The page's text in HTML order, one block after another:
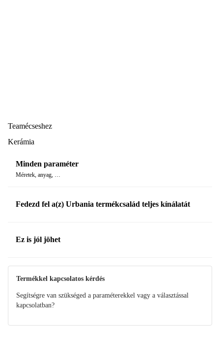
Teamécseshez
Kerámia
Minden paraméter
Méretek, anyag, …
Fedezd fel a(z) Urbania termékcsalád teljes kínálatát
Ez is jól jöhet
Termékkel kapcsolatos kérdés
Segítségre van szükséged a paraméterekkel vagy a választással
kapcsolatban?